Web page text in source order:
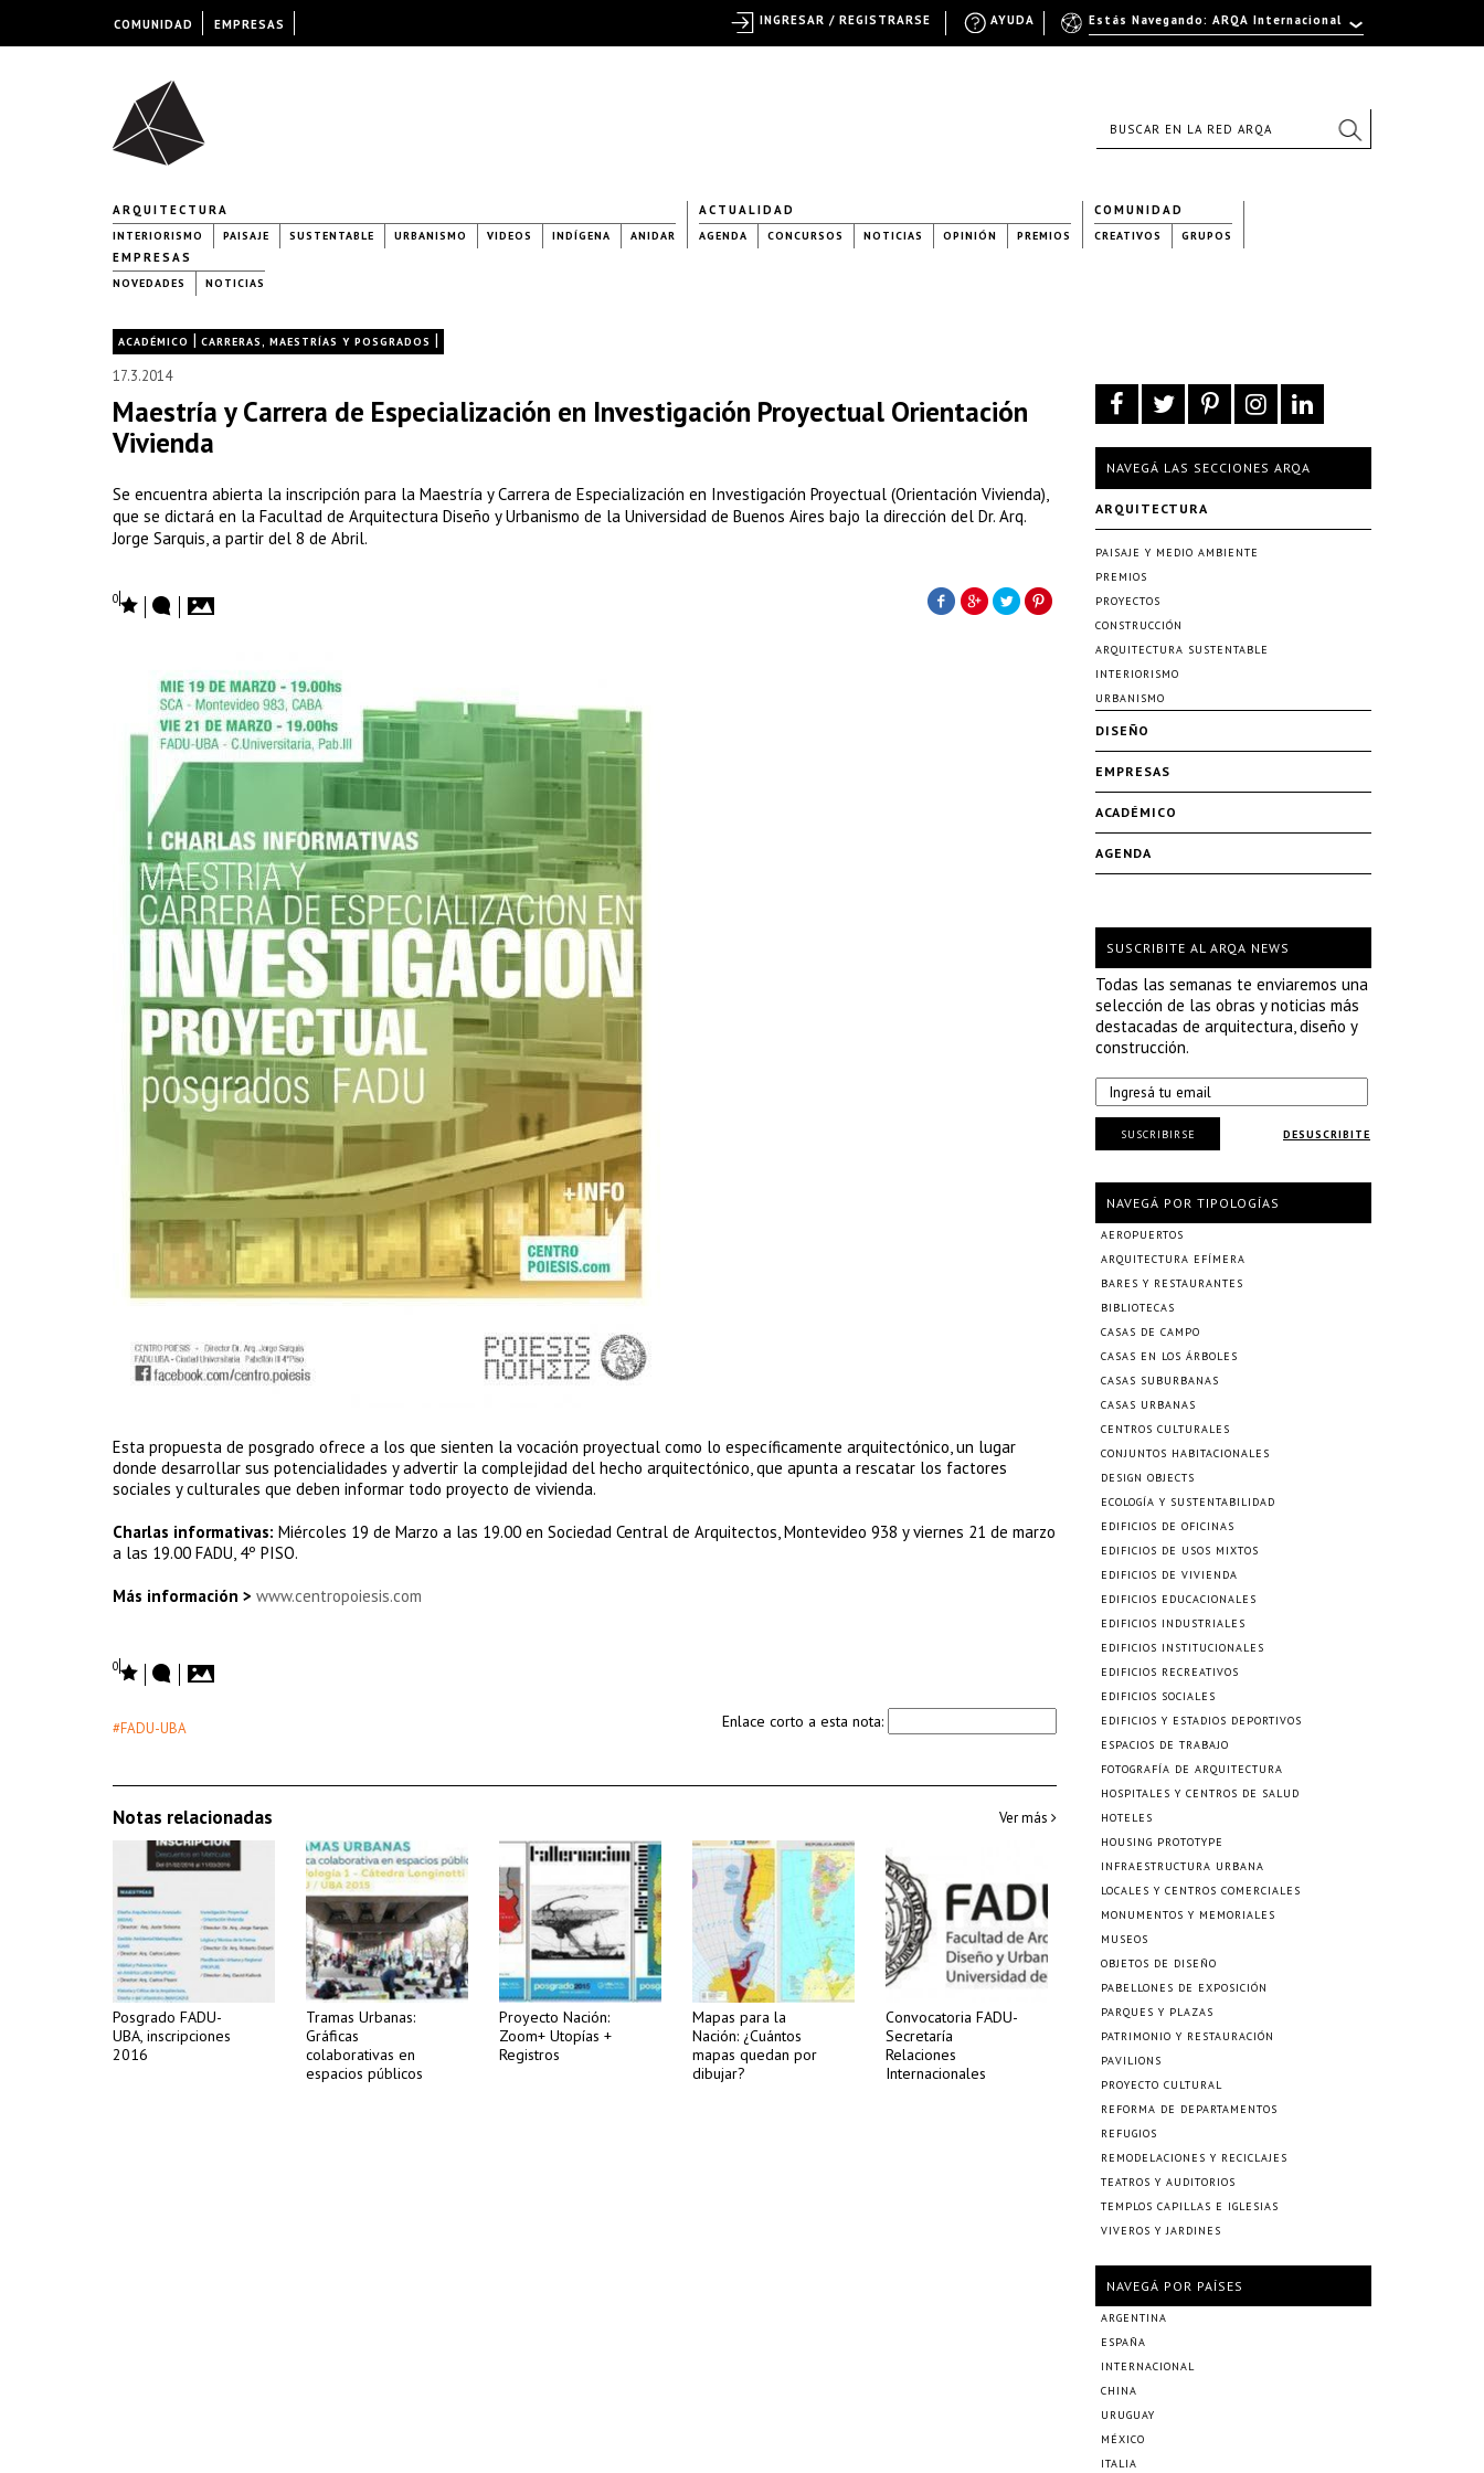
ARQUITECTURA
INTERIORISMO PAISAJE SUSTENTABLE URBANISMO VIDEOS INDÍGENA ANIDAR
ACTUALIDAD
AGENDA CONCURSOS NOTICIAS OPINIÓN PREMIOS
COMUNIDAD
CREATIVOS GRUPOS
EMPRESAS
NOVEDADES NOTICIAS
ACADÉMICO | CARRERAS, MAESTRÍAS Y POSGRADOS |
17.3.2014
Maestría y Carrera de Especialización en Investigación Proyectual Orientación
Vivienda
Se encuentra abierta la inscripción para la Maestría y Carrera de Especialización en Investigación Proyectual (Orientación Vivienda),
que se dictará en la Facultad de Arquitectura Diseño y Urbanismo de la Universidad de Buenos Aires bajo la dirección del Dr. Arq.
Jorge Sarquis, a partir del 8 de Abril.
0
Esta propuesta de posgrado ofrece a los que sienten la vocación proyectual como lo específicamente arquitectónico, un lugar
donde desarrollar sus potencialidades y advertir la complejidad del hecho arquitectónico, que apunta a rescatar los factores
sociales y culturales que deben informar todo proyecto de vivienda.
Charlas informativas: Miércoles 19 de Marzo a las 19.00 en Sociedad Central de Arquitectos, Montevideo 938 y viernes 21 de marzo
a las 19.00 FADU, 4º PISO.
Más información > www.centropoiesis.com
0
#FADU-UBA Enlace corto a esta nota:
Notas relacionadas Ver más
Posgrado FADU-
UBA, inscripciones
2016
Tramas Urbanas:
Gráficas
colaborativas en
espacios públicos
Proyecto Nación:
Zoom+ Utopías +
Registros
Mapas para la
Nación: ¿Cuántos
mapas quedan por
dibujar?
Convocatoria FADU-
Secretaría
Relaciones
Internacionales
NAVEGÁ LAS SECCIONES ARQA
ARQUITECTURA
PAISAJE Y MEDIO AMBIENTE
PREMIOS
PROYECTOS
CONSTRUCCIÓN
ARQUITECTURA SUSTENTABLE
INTERIORISMO
URBANISMO
DISEÑO
EMPRESAS
ACADÉMICO
AGENDA
SUSCRIBITE AL ARQA NEWS
Todas las semanas te enviaremos una
selección de las obras y noticias más
destacadas de arquitectura, diseño y
construcción.
DESUSCRIBITE
SUSCRIBIRSE
NAVEGÁ POR TIPOLOGÍAS
AEROPUERTOS
ARQUITECTURA EFÍMERA
BARES Y RESTAURANTES
BIBLIOTECAS
CASAS DE CAMPO
CASAS EN LOS ÁRBOLES
CASAS SUBURBANAS
CASAS URBANAS
CENTROS CULTURALES
CONJUNTOS HABITACIONALES
DESIGN OBJECTS
ECOLOGÍA Y SUSTENTABILIDAD
EDIFICIOS DE OFICINAS
EDIFICIOS DE USOS MIXTOS
EDIFICIOS DE VIVIENDA
EDIFICIOS EDUCACIONALES
EDIFICIOS INDUSTRIALES
EDIFICIOS INSTITUCIONALES
EDIFICIOS RECREATIVOS
EDIFICIOS SOCIALES
EDIFICIOS Y ESTADIOS DEPORTIVOS
ESPACIOS DE TRABAJO
FOTOGRAFÍA DE ARQUITECTURA
HOSPITALES Y CENTROS DE SALUD
HOTELES
HOUSING PROTOTYPE
INFRAESTRUCTURA URBANA
LOCALES Y CENTROS COMERCIALES
MONUMENTOS Y MEMORIALES
MUSEOS
OBJETOS DE DISEÑO
PABELLONES DE EXPOSICIÓN
PARQUES Y PLAZAS
PATRIMONIO Y RESTAURACIÓN
PAVILIONS
PROYECTO CULTURAL
REFORMA DE DEPARTAMENTOS
REFUGIOS
REMODELACIONES Y RECICLAJES
TEATROS Y AUDITORIOS
TEMPLOS CAPILLAS E IGLESIAS
VIVEROS Y JARDINES
NAVEGÁ POR PAÍSES
ARGENTINA
ESPAÑA
INTERNACIONAL
CHINA
URUGUAY
MÉXICO
ITALIA
COMUNIDAD EMPRESAS Estás Navegando: ARQA Internacional
AYUDA
INGRESAR / REGISTRARSE